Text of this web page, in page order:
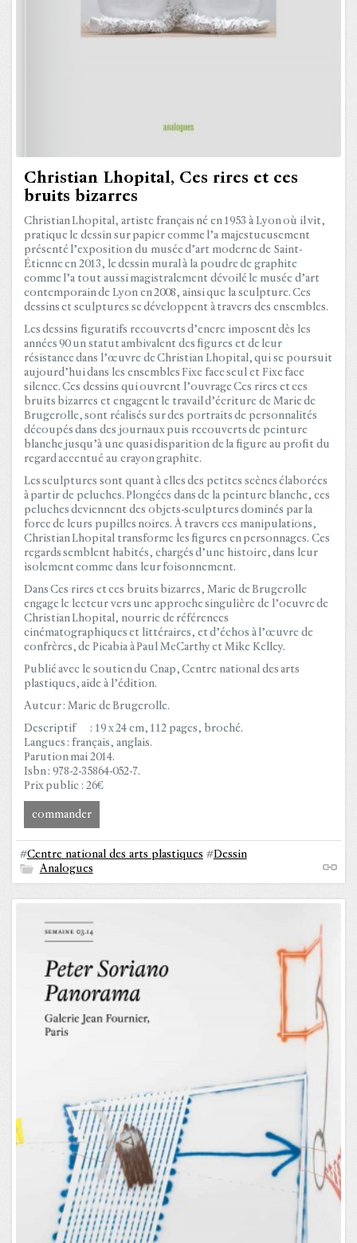
Christian Lhopital, Ces rires et ces
bruits bizarres
Christian Lhopital, artiste français né en 1953 à Lyon où il vit,
pratique le dessin sur papier comme l’a majestueusement
présenté l’exposition du musée d’art moderne de Saint-
Étienne en 2013, le dessin mural à la poudre de graphite
comme l’a tout aussi magistralement dévoilé le musée d’art
contemporain de Lyon en 2008, ainsi que la sculpture. Ces
dessins et sculptures se développent à travers des ensembles.
Les dessins figuratifs recouverts d’encre imposent dès les
années 90 un statut ambivalent des figures et de leur
résistance dans l’œuvre de Christian Lhopital, qui se poursuit
aujourd’hui dans les ensembles Fixe face seul et Fixe face
silence. Ces dessins qui ouvrent l’ouvrage Ces rires et ces
bruits bizarres et engagent le travail d’écriture de Marie de
Brugerolle, sont réalisés sur des portraits de personnalités
découpés dans des journaux puis recouverts de peinture
blanche jusqu’à une quasi disparition de la figure au profit du
regard accentué au crayon graphite.
Les sculptures sont quant à elles des petites scènes élaborées
à partir de peluches. Plongées dans de la peinture blanche, ces
peluches deviennent des objets-sculptures dominés par la
force de leurs pupilles noires. À travers ces manipulations,
Christian Lhopital transforme les figures en personnages. Ces
regards semblent habités, chargés d’une histoire, dans leur
isolement comme dans leur foisonnement.
Dans Ces rires et ces bruits bizarres, Marie de Brugerolle
engage le lecteur vers une approche singulière de l’oeuvre de
Christian Lhopital, nourrie de références
cinématographiques et littéraires, et d’échos à l’œuvre de
confrères, de Picabia à Paul McCarthy et Mike Kelley.
Publié avec le soutien du Cnap, Centre national des arts
plastiques, aide à l’édition.
Auteur : Marie de Brugerolle.
Descriptif : 19 x 24 cm, 112 pages, broché.
Langues : français, anglais.
Parution mai 2014.
Isbn : 978-2-35864-052-7.
Prix public : 26€
commander
#Centre national des arts plastiques #Dessin
Analogues